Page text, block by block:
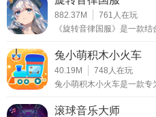
882.37M 761 人在玩
《旋转音律国服》是一款
兔小萌积木小火车
40.19M 748 人在玩
兔小萌积木小火车是一款专
滚球音乐大师